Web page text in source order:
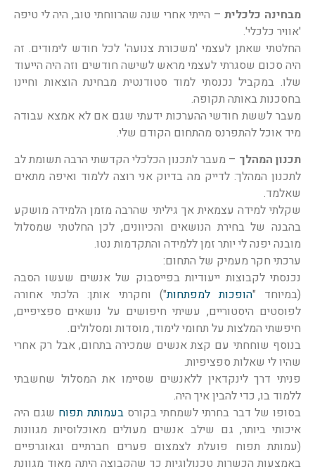
מבחינה כלכלית– הייתי אחרי שנה שהרווחתי טוב, היה לי טיפה
'אוויר כלכלי'.
החלטתי שאתן לעצמי 'משכורת צנועה' לכל חודש לימודים. זה
היה סכום שסגרתי לעצמי מראש לשישה חודשים וזה היה הייעוד
שלו. במקביל נכנסתי למוד סטודנטית מבחינת הוצאות וחיינו
בחסכנות באותה תקופה.
מעבר לששת חודשי ההערכות ידעתי שגם אם לא אמצא עבודה
מיד אוכל להתפרנס מהתחום הקודם שלי.
תכנון המהלך – מעבר לתכנון הכלכלי הקדשתי הרבה תשומת לב
לתכנון המהלך: לדייק מה בדיוק אני רוצה ללמוד ואיפה מתאים
שאלמד.
שקלתי למידה עצמאית אך גיליתי שהרבה מזמן הלמידה מושקע
בהבנה של בחירת הנושאים והכיוונים, לכן החלטתי שמסלול
מובנה יפנה לי יותר זמן ללמידה והתקדמות נטו.
ערכתי חקר מעמיק של התחום:
נכנסתי לקבוצות ייעודיות בפייסבוק של אנשים שעשו הסבה
(במיוחד "הופכות למפתחות") וחקרתי אותן: הלכתי אחורה
לפוסטים היסטוריים, עשיתי חיפושים על נושאים ספציפיים,
חיפשתי המלצות על תחומי לימוד, מוסדות ומסלולים.
בנוסף שוחחתי עם קצת אנשים שמכירה בתחום, אבל רק אחרי
שהיו לי שאלות ספציפיות.
פניתי דרך לינקדאין ללאנשים שסיימו את המסלול שחשבתי
ללמוד בו, כדי להבין איך היה.
בסופו של דבר בחרתי לשמחתי בקורסבעמותת תפוח שגם היה
איכותי ביותר, גם שילב אנשים מעולים מאוכלוסיות מגוונות
(עמותת תפוח פועלת לצמצום פערים חברתיים וגאוגרפיים